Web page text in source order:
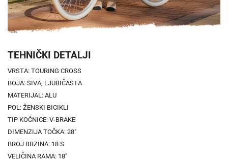
TEHNIČKI DETALJI
VRSTA: TOURING CROSS
BOJA: SIVA, LJUBIČASTA
MATERIJAL: ALU
POL: ŽENSKI BICIKLI
TIP KOČNICE: V-BRAKE
DIMENZIJA TOČKA: 28"
BROJ BRZINA: 18 S
VELIČINA RAMA: 18"